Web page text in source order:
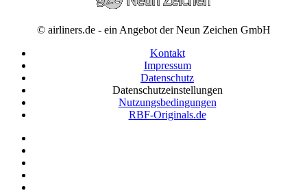
© airliners.de - ein Angebot der Neun Zeichen GmbH
Kontakt
Impressum
Datenschutz
Datenschutzeinstellungen
Nutzungsbedingungen
RBF-Originals.de